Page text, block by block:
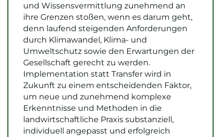
und Wissensvermittlung zunehmend an
ihre Grenzen stoßen, wenn es darum geht,
denn laufend steigenden Anforderungen
durch Klimawandel, Klima- und
Umweltschutz sowie den Erwartungen der
Gesellschaft gerecht zu werden.
Implementation statt Transfer wird in
Zukunft zu einem entscheidenden Faktor,
um neue und zunehmend komplexe
Erkenntnisse und Methoden in die
landwirtschaftliche Praxis substanziell,
individuell angepasst und erfolgreich